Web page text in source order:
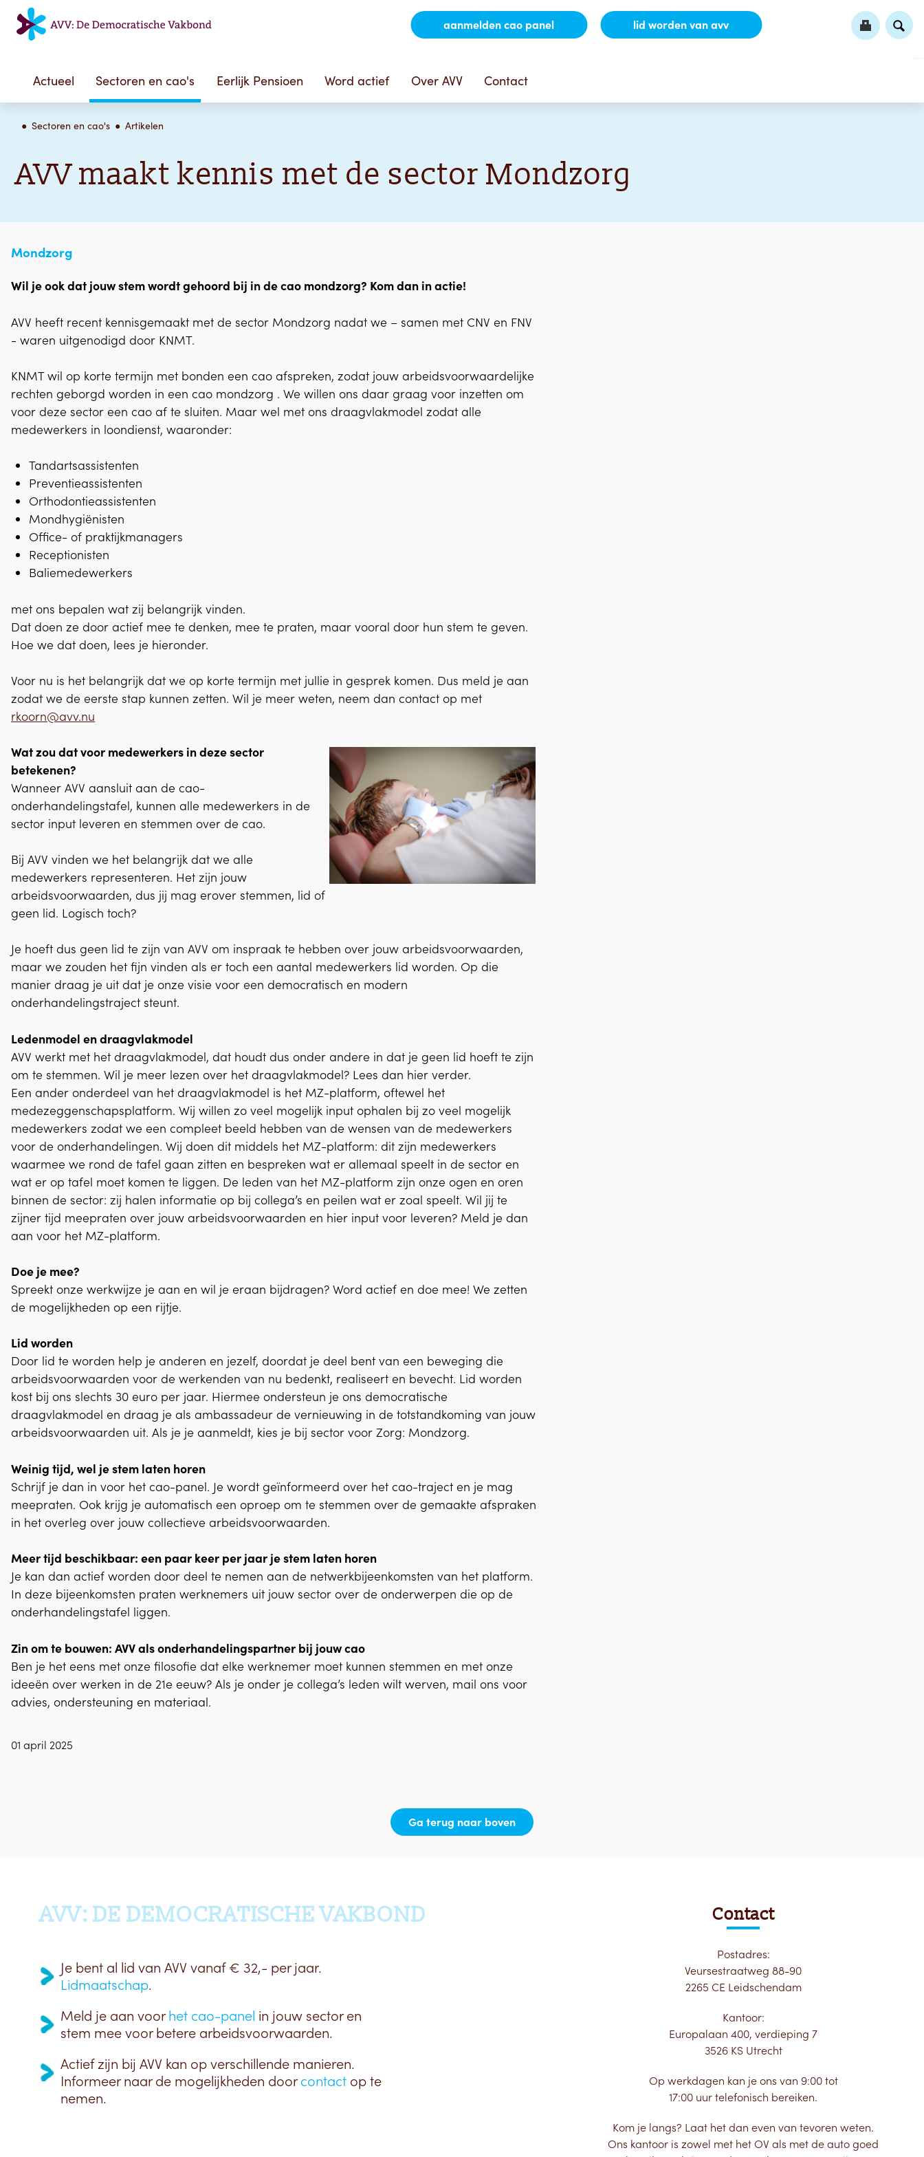
aanmelden cao panel lid worden van avv
Actueel Sectoren en cao's Eerlijk Pensioen Word actief Over AVV Contact
Sectoren en cao's Artikelen
AVV maakt kennis met de sector Mondzorg
Mondzorg
Wil je ook dat jouw stem wordt gehoord bij in de cao mondzorg? Kom dan in actie!
AVV heeft recent kennisgemaakt met de sector Mondzorg nadat we – samen met CNV en FNV
- waren uitgenodigd door KNMT.
KNMT wil op korte termijn met bonden een cao afspreken, zodat jouw arbeidsvoorwaardelijke
rechten geborgd worden in een cao mondzorg . We willen ons daar graag voor inzetten om
voor deze sector een cao af te sluiten. Maar wel met ons draagvlakmodel zodat alle
medewerkers in loondienst, waaronder:
Tandartsassistenten
Preventieassistenten
Orthodontieassistenten
Mondhygiënisten
Office- of praktijkmanagers
Receptionisten
Baliemedewerkers
met ons bepalen wat zij belangrijk vinden.
Dat doen ze door actief mee te denken, mee te praten, maar vooral door hun stem te geven.
Hoe we dat doen, lees je hieronder.
Voor nu is het belangrijk dat we op korte termijn met jullie in gesprek komen. Dus meld je aan
zodat we de eerste stap kunnen zetten. Wil je meer weten, neem dan contact op met
rkoorn@avv.nu
Wat zou dat voor medewerkers in deze sector
betekenen?
Wanneer AVV aansluit aan de cao-
onderhandelingstafel, kunnen alle medewerkers in de
sector input leveren en stemmen over de cao.
Bij AVV vinden we het belangrijk dat we alle
medewerkers representeren. Het zijn jouw
arbeidsvoorwaarden, dus jij mag erover stemmen, lid of
geen lid. Logisch toch?
Je hoeft dus geen lid te zijn van AVV om inspraak te hebben over jouw arbeidsvoorwaarden,
maar we zouden het fijn vinden als er toch een aantal medewerkers lid worden. Op die
manier draag je uit dat je onze visie voor een democratisch en modern
onderhandelingstraject steunt.
Ledenmodel en draagvlakmodel
AVV werkt met het draagvlakmodel, dat houdt dus onder andere in dat je geen lid hoeft te zijn
om te stemmen. Wil je meer lezen over het draagvlakmodel? Lees dan hier verder.
Een ander onderdeel van het draagvlakmodel is het MZ-platform, oftewel het
medezeggenschapsplatform. Wij willen zo veel mogelijk input ophalen bij zo veel mogelijk
medewerkers zodat we een compleet beeld hebben van de wensen van de medewerkers
voor de onderhandelingen. Wij doen dit middels het MZ-platform: dit zijn medewerkers
waarmee we rond de tafel gaan zitten en bespreken wat er allemaal speelt in de sector en
wat er op tafel moet komen te liggen. De leden van het MZ-platform zijn onze ogen en oren
binnen de sector: zij halen informatie op bij collega’s en peilen wat er zoal speelt. Wil jij te
zijner tijd meepraten over jouw arbeidsvoorwaarden en hier input voor leveren? Meld je dan
aan voor het MZ-platform.
Doe je mee?
Spreekt onze werkwijze je aan en wil je eraan bijdragen? Word actief en doe mee! We zetten
de mogelijkheden op een rijtje.
Lid worden
Door lid te worden help je anderen en jezelf, doordat je deel bent van een beweging die
arbeidsvoorwaarden voor de werkenden van nu bedenkt, realiseert en bevecht. Lid worden
kost bij ons slechts 30 euro per jaar. Hiermee ondersteun je ons democratische
draagvlakmodel en draag je als ambassadeur de vernieuwing in de totstandkoming van jouw
arbeidsvoorwaarden uit. Als je je aanmeldt, kies je bij sector voor Zorg: Mondzorg.
Weinig tijd, wel je stem laten horen
Schrijf je dan in voor het cao-panel. Je wordt geïnformeerd over het cao-traject en je mag
meepraten. Ook krijg je automatisch een oproep om te stemmen over de gemaakte afspraken
in het overleg over jouw collectieve arbeidsvoorwaarden.
Meer tijd beschikbaar: een paar keer per jaar je stem laten horen
Je kan dan actief worden door deel te nemen aan de netwerkbijeenkomsten van het platform.
In deze bijeenkomsten praten werknemers uit jouw sector over de onderwerpen die op de
onderhandelingstafel liggen.
Zin om te bouwen: AVV als onderhandelingspartner bij jouw cao
Ben je het eens met onze filosofie dat elke werknemer moet kunnen stemmen en met onze
ideeën over werken in de 21e eeuw? Als je onder je collega’s leden wilt werven, mail ons voor
advies, ondersteuning en materiaal.
01 april 2025
Ga terug naar boven
AVV: DE DEMOCRATISCHE VAKBOND
Je bent al lid van AVV vanaf € 32,- per jaar.
Lidmaatschap.
Meld je aan voorhet cao-panel in jouw sector en
stem mee voor betere arbeidsvoorwaarden.
Actief zijn bij AVV kan op verschillende manieren.
Informeer naar de mogelijkheden doorcontact op te
nemen.
Contact
Postadres:
Veursestraatweg 88-90
2265 CE Leidschendam
Kantoor:
Europalaan 400, verdieping 7
3526 KS Utrecht
Op werkdagen kan je ons van 9:00 tot
17:00 uur telefonisch bereiken.
Kom je langs? Laat het dan even van tevoren weten.
Ons kantoor is zowel met het OV als met de auto goed